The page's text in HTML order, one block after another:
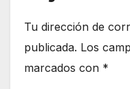
Tu dirección de
publicada. Los
marcados con *